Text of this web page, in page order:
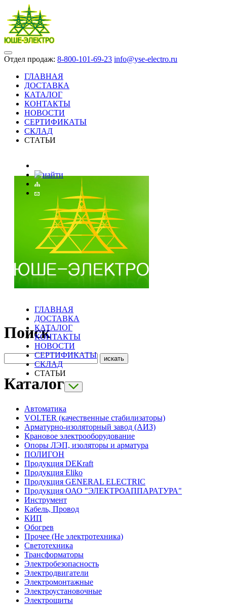
Отдел продаж: 8-800-101-69-23 info@yse-electro.ru
ГЛАВНАЯ
ДОСТАВКА
КАТАЛОГ
КОНТАКТЫ
НОВОСТИ
СЕРТИФИКАТЫ
СКЛАД
СТАТЬИ
ГЛАВНАЯ
ДОСТАВКА
КАТАЛОГ
КОНТАКТЫ
НОВОСТИ
СЕРТИФИКАТЫ
СКЛАД
СТАТЬИ
Поиск
Каталог
Автоматика
VOLTER (качественные стабилизаторы)
Арматурно-изоляторный завод (АИЗ)
Крановое электрооборудование
Опоры ЛЭП, изоляторы и арматура
ПОЛИГОН
Продукция DEKraft
Продукция Eliko
Продукция GENERAL ELECTRIC
Продукция ОАО "ЭЛЕКТРОАППАРАТУРА"
Инструмент
Кабель, Провод
КИП
Обогрев
Прочее (Не электротехника)
Светотехника
Трансформаторы
Электробезопасность
Электродвигатели
Электромонтажные
Электроустановочные
Электрощиты